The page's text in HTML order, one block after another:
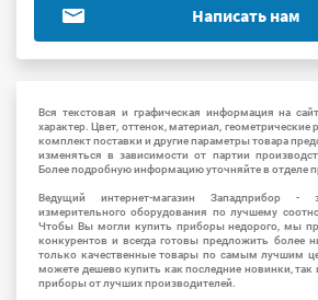
Написать нам
Вся текстовая и графическая информация на
характер. Цвет, оттенок, материал, геометрические
комплект поставки и другие параметры товара
изменяться в зависимости от партии
Более подробную информацию уточняйте в отделе
Ведущий интернет-магазин Западприбор
измерительного оборудования по лучшему
Чтобы Вы могли купить приборы недорого, мы
конкурентов и всегда готовы предложить более
только качественные товары по самым лучшим
можете дешево купить как последние новинки,
приборы от лучших производителей.